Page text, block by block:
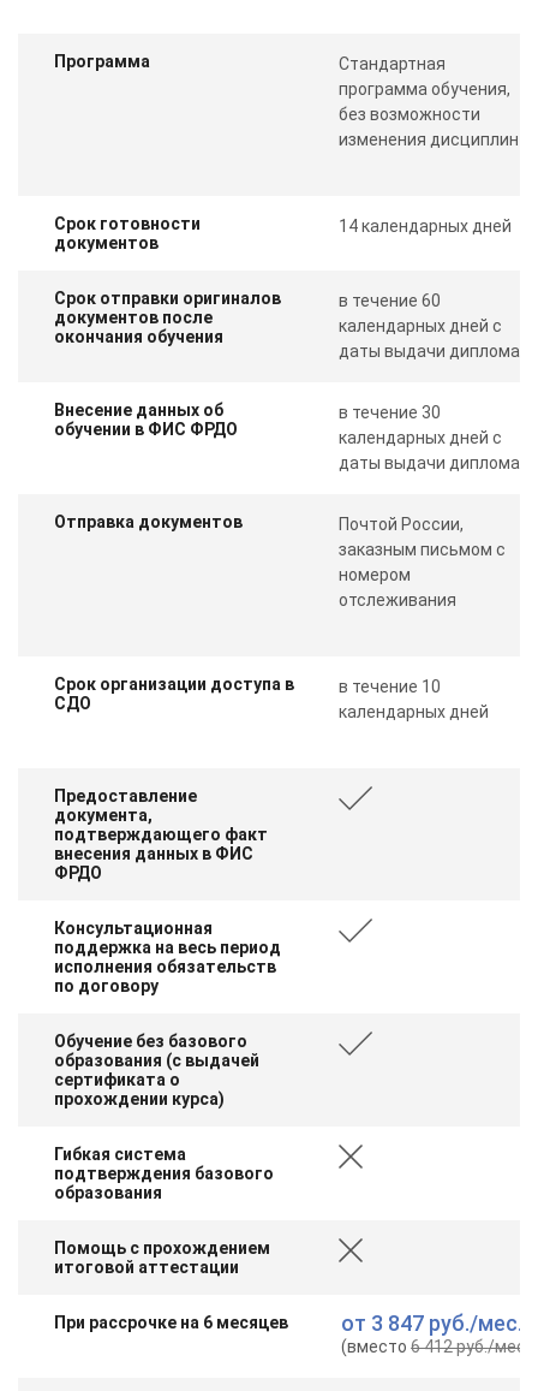
Программа
Стандартная
программа обучения,
без возможности
изменения дисциплин
Срок готовности
документов
14 календарных дней
Срок отправки оригиналов
документов после
окончания обучения
в течение 60
календарных дней с
даты выдачи диплома
Внесение данных об
обучении в ФИС ФРДО
в течение 30
календарных дней с
даты выдачи диплома
Отправка документов
Почтой России,
заказным письмом с
номером
отслеживания
Срок организации доступа в
СДО
в течение 10
календарных дней
Предоставление
документа,
подтверждающего факт
внесения данных в ФИС
ФРДО
Консультационная
поддержка на весь период
исполнения обязательств
по договору
Обучение без базового
образования (с выдачей
сертификата о
прохождении курса)
Гибкая система
подтверждения базового
образования
Помощь с прохождением
итоговой аттестации
При рассрочке на 6 месяцев от 3 847 руб./мес.
(вместо6 412 руб./мес.